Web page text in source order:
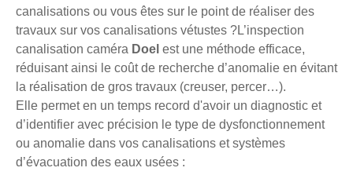
canalisations ou vous êtes sur le point de réaliser des
travaux sur vos canalisations vétustes ?L’inspection
canalisation caméra Doel est une méthode efficace,
réduisant ainsi le coût de recherche d’anomalie en évitant
la réalisation de gros travaux (creuser, percer…).
Elle permet en un temps record d'avoir un diagnostic et
d’identifier avec précision le type de dysfonctionnement
ou anomalie dans vos canalisations et systèmes
d’évacuation des eaux usées :